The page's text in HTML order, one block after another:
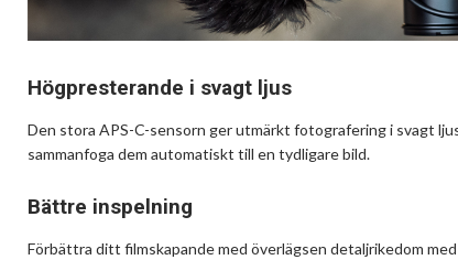
Högpresterande i svagt ljus
Den stora APS-C-sensorn ger utmärkt fotografering i svagt
sammanfoga dem automatiskt till en tydligare bild.
Bättre inspelning
Förbättra ditt filmskapande med överlägsen detaljrikedom